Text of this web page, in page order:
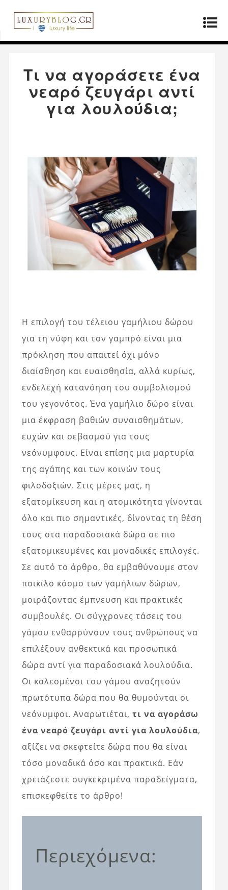
Αρχική σελίδα»Προϊόντα
ένα νεαρό ζευγάρι αντί για λουλούδια;
Τι να αγοράσετε ένα
νεαρό ζευγάρι αντί
για λουλούδια;
Η επιλογή του τέλειου γαμήλιου δώρου
για τη νύφη και τον γαμπρό είναι μια
πρόκληση που απαιτεί όχι μόνο
διαίσθηση και ευαισθησία, αλλά κυρίως,
ενδελεχή κατανόηση του συμβολισμού
του γεγονότος. Ένα γαμήλιο δώρο είναι
μια έκφραση βαθιών συναισθημάτων,
ευχών και σεβασμού για τους
νεόνυμφους. Είναι επίσης μια μαρτυρία
της αγάπης και των κοινών τους
φιλοδοξιών. Στις μέρες μας, η
εξατομίκευση και η ατομικότητα γίνονται
όλο και πιο σημαντικές, δίνοντας τη θέση
τους στα παραδοσιακά δώρα σε πιο
εξατομικευμένες και μοναδικές επιλογές.
Σε αυτό το άρθρο, θα εμβαθύνουμε στον
ποικίλο κόσμο των γαμήλιων δώρων,
μοιράζοντας έμπνευση και πρακτικές
συμβουλές. Οι σύγχρονες τάσεις του
γάμου ενθαρρύνουν τους ανθρώπους να
επιλέξουν ανθεκτικά και προσωπικά
δώρα αντί για παραδοσιακά λουλούδια.
Οι καλεσμένοι του γάμου αναζητούν
πρωτότυπα δώρα που θα θυμούνται οι
νεόνυμφοι. Αναρωτιέται, τι να αγοράσω
ένα νεαρό ζευγάρι αντί για λουλούδια,
αξίζει να σκεφτείτε δώρα που θα είναι
τόσο μοναδικά όσο και πρακτικά. Εάν
χρειάζεστε συγκεκριμένα παραδείγματα,
επισκεφθείτε το άρθρο!
Περιεχόμενα: